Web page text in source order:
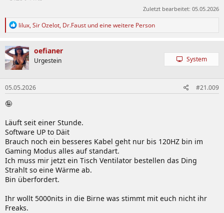
Zuletzt bearbeitet: 05.05.2026
R
k
t
i
o
n
e
n
lilux, Sir Ozelot, Dr.Faust und eine weitere Person
oefianer
Urgestein System
05.05.2026 #21.009
🤪
Läuft seit einer Stunde.
Software UP to Däit
Brauch noch ein besseres Kabel geht nur bis 120HZ bin im
Gaming Modus alles auf standart.
Ich muss mir jetzt ein Tisch Ventilator bestellen das Ding
Strahlt so eine Wärme ab.
Bin überfordert.
Ihr wollt 5000nits in die Birne was stimmt mit euch nicht ihr
Freaks.